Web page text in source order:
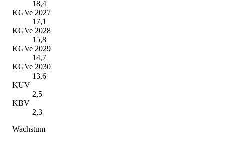
18,4
KGVe 2027
17,1
KGVe 2028
15,8
KGVe 2029
14,7
KGVe 2030
13,6
KUV
2,5
KBV
2,3
Wachstum